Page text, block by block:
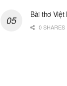
Bài thơ
0 SHARES